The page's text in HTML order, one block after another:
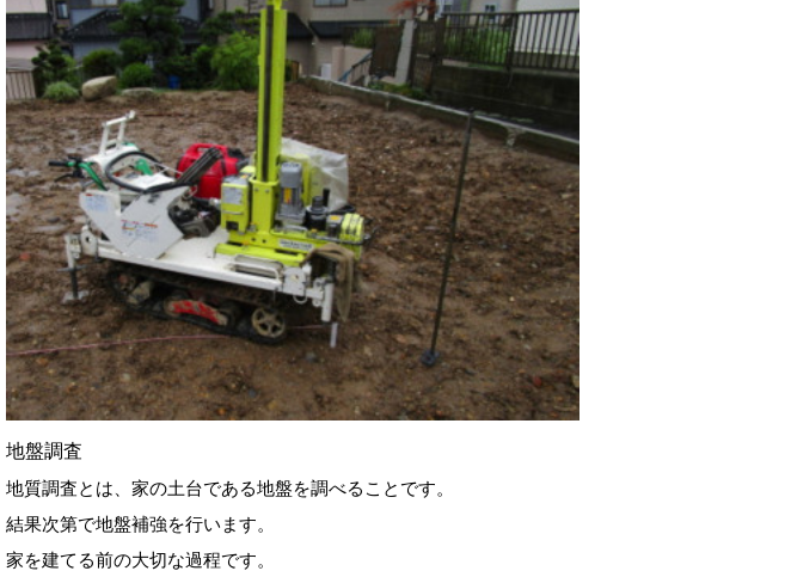
地盤調査
地質調査とは、家の土台である地盤を調べることです。
結果次第で地盤補強を行います。
家を建てる前の大切な過程です。